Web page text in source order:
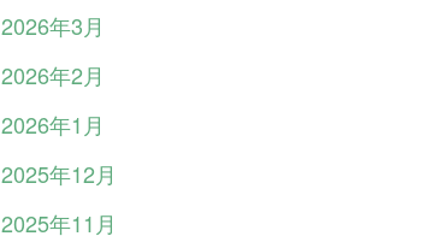
2026年3月
2026年2月
2026年1月
2025年12月
2025年11月